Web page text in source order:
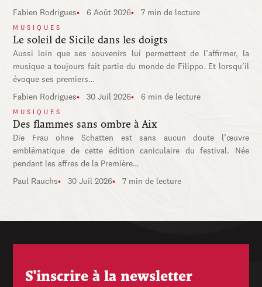
Fabien Rodrigues 6 Août 2026 7 min de lecture
MUSIQUES
Le soleil de Sicile dans les doigts
Aussi loin que ses souvenirs lui permettent de l’affirmer, la
musique a toujours fait partie du monde de Filippo. Et lorsqu’il
évoque ses premiers…
Fabien Rodrigues 30 Juil 2026 6 min de lecture
MUSIQUES
Des flammes sans ombre à Aix
Die Frau ohne Schatten est sans aucun doute l’œuvre
emblématique de cette édition caniculaire du festival. Née
pendant les affres de la Première…
Paul Rauchs 30 Juil 2026 7 min de lecture
S'inscrire à la newsletter